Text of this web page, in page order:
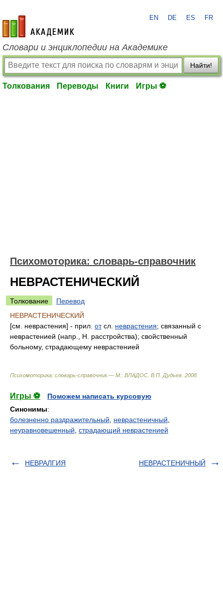
academic.ru
EN DE ES FR
Словари и энциклопедии на Академике
Найти!
Толкования Переводы Книги Игры ⚽
Психомоторика: cловарь-справочник
НЕВРАСТЕНИЧЕСКИЙ
Толкование
Перевод
НЕВРАСТЕНИЧЕСКИЙ
[см. неврастения] - прил. отсл. неврастения; связанный с
неврастенией (напр., Н. расстройства); свойственный
больному, страдающему неврастенией
Психомоторика: cловарь-справочник.— М.: ВЛАДОС В.П. Дудьев 2008
Игры ⚽
Поможем написать курсовую
Синонимы:
болезненно раздражительный
неврастеничный
неуравновешенный страдающий неврастенией
НЕВРАЛГИЯ НЕВРАСТЕНИЧНЫЙ